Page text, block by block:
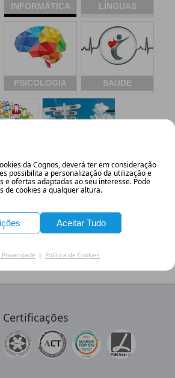
da Cognos, deverá ter em consideração
possibilita a personalização da utilização e
e ofertas adaptadas ao seu interesse. Pode
de cookies a qualquer altura.
Aceitar Tudo
| Política de Cookies
INFORMÁTICA LÍNGUAS
PSICOLOGIA SAÚDE
TURISMO
de Pagamento:
Certificações